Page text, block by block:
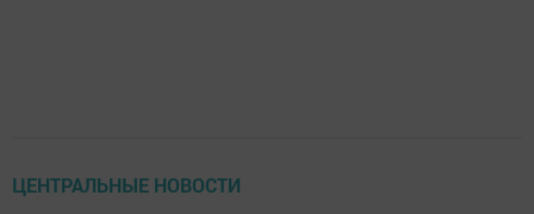
ЦЕНТРАЛЬНЫЕ НОВОСТИ